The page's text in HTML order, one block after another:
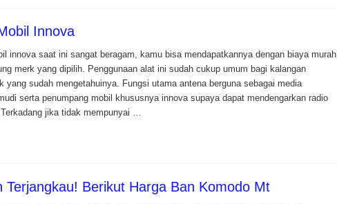
Innova
innova saat ini sangat beragam, kamu bisa mendapatkannya dengan biaya murah
merk yang dipilih. Penggunaan alat ini sudah cukup umum bagi kalangan
yang sudah mengetahuinya. Fungsi utama antena berguna sebagai media
serta penumpang mobil khususnya innova supaya dapat mendengarkan radio
jika tidak mempunyai …
Terjangkau! Berikut Harga Ban Komodo Mt